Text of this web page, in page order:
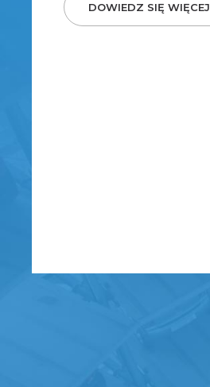
DOWIEDZ SIĘ WIĘCEJ